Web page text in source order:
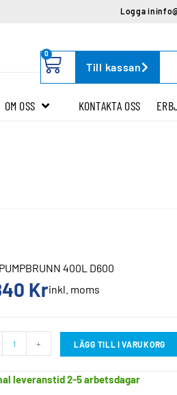
Logga in
0
Till kassan
OM OSS KONTAKTA OSS
400L D600
Krinkl. moms
+ LÄGG TILL I VARUKORG
leveranstid 2-5 arbetsdagar